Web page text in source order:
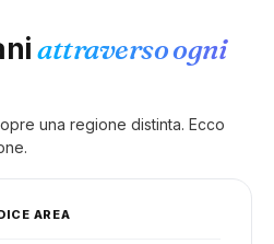
attraverso ogni
una regione distinta. Ecco
AREA